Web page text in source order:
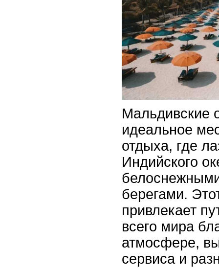
Мальдивские
идеальное
отдыха, где
Индийского
берегами.
привлекает
всего мира
атмосфере,
сервиса и